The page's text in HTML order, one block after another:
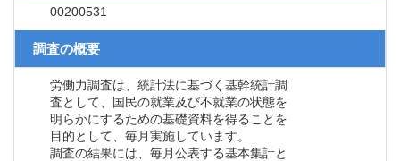
00200531
調査の概要
労働力調査は、統計法に基づく基幹統計調
査として、国民の就業及び不就業の状態を
明らかにするための基礎資料を得ることを
目的として、毎月実施しています。
調査の結果には、毎月公表する基本集計と